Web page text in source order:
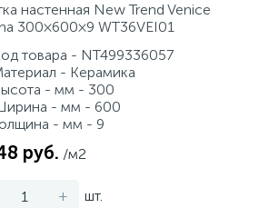
настенная New Trend Venice
300×600×9 WT36VEI01
товара - NT499336057
- Керамика
- мм - 300
- мм - 600
- мм - 9
руб. /м2
+ шт.